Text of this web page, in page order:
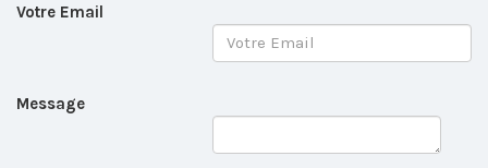
Votre Email
Message